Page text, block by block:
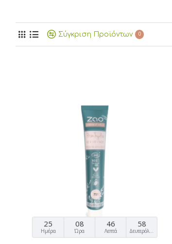
Σύγκριση Προϊόντων 0
25
Ημέρα
08
Ώρα
46
Λεπτά
57
Δευτερόλεπτα